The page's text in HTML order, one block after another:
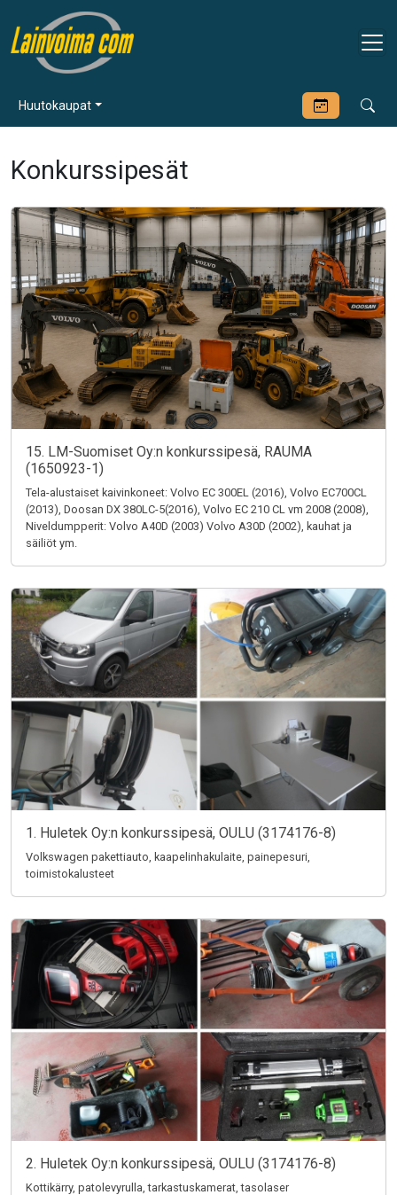
Huutokaupat
Konkurssipesät
15. LM-Suomiset Oy:n konkurssipesä, RAUMA
(1650923-1)
Tela-alustaiset kaivinkoneet: Volvo EC 300EL (2016), Volvo EC700CL
(2013), Doosan DX 380LC-5(2016), Volvo EC 210 CL vm 2008 (2008),
Niveldumpperit: Volvo A40D (2003) Volvo A30D (2002), kauhat ja
säiliöt ym.
1. Huletek Oy:n konkurssipesä, OULU (3174176-8)
Volkswagen pakettiauto, kaapelinhakulaite, painepesuri,
toimistokalusteet
2. Huletek Oy:n konkurssipesä, OULU (3174176-8)
Kottikärry, patolevyrulla, tarkastuskamerat, tasolaser